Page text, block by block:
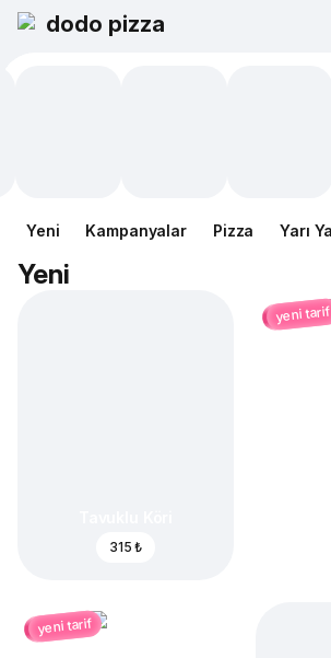
dodo pizza
Yeni Kampanyalar Pizza Yarı
Yeni
315 ₺
yeni tarif
yeni tarif